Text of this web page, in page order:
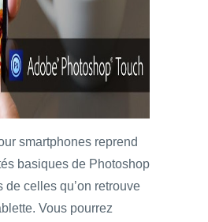
smartphones reprend
basiques de Photoshop
de celles qu’on retrouve
Vous pourrez